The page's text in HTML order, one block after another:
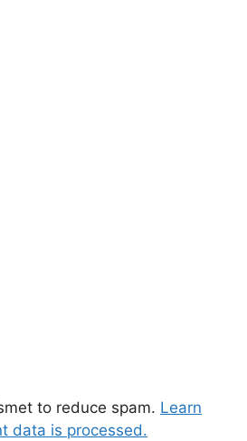
to reduce spam. Learn
data is processed.